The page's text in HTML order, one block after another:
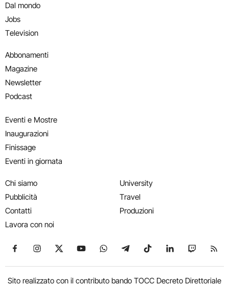
Dal mondo
Jobs
Television
Abbonamenti
Magazine
Newsletter
Podcast
Eventi e Mostre
Inaugurazioni
Finissage
Eventi in giornata
Chi siamo
Pubblicità
Contatti
Lavora con noi
University
Travel
Produzioni
Seguici su Facebook
Seguici su Instagram
Seguici su X
Seguici su YouTube
Seguici su WhatsApp
Seguici su Telegram
Seguici su TikTok
Seguici su
Seguici
Sito realizzato con il contributo bando TOCC Decreto Direttoriale